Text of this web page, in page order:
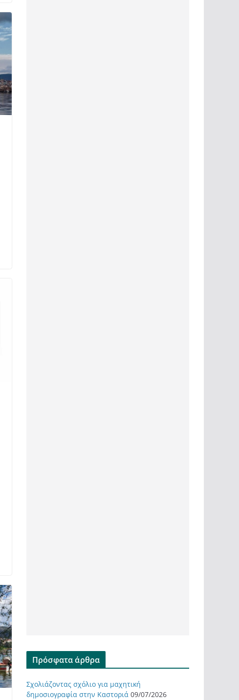
Πρόσφατα άρθρα
Σχολιάζοντας σχόλιο για μαχητική
δημοσιογραφία στην Καστοριά 09/07/2026